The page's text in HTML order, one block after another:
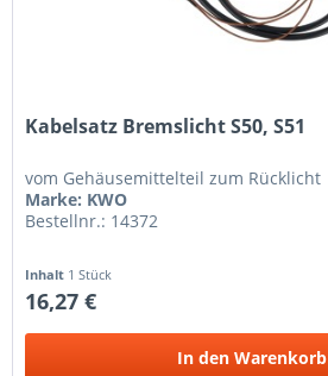
Kabelsatz Bremslicht S50, S51
vom Gehäusemittelteil zum Rücklicht
Marke: KWO
Bestellnr.: 14372
Inhalt 1 Stück
16,27 €
In den Warenkorb